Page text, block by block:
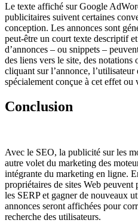
Le texte affiché sur Google
publicitaires suivent certaines
conception. Les annonces sont
peut-être un court texte descriptif
d’annonces – ou snippets –
des liens vers le site, des notations
cliquant sur l’annonce, l’utilisateur
spécialement conçue à cet effet ou
Conclusion
Avec le SEO, la publicité sur les
autre volet du marketing des
intégrante du marketing en ligne.
propriétaires de sites Web peuvent
les SERP et gagner de nouveaux
annonces seront affichées pour
recherche des utilisateurs.